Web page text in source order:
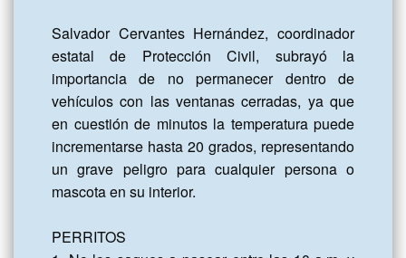
Salvador Cervantes Hernández, coordinador
estatal de Protección Civil, subrayó la
importancia de no permanecer dentro de
vehículos con las ventanas cerradas, ya que
en cuestión de minutos la temperatura puede
incrementarse hasta 20 grados, representando
un grave peligro para cualquier persona o
mascota en su interior.
PERRITOS